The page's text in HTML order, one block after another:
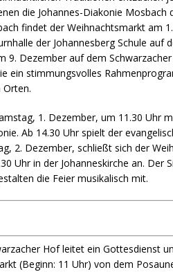
die Johannes-Diakonie Mosbach
findet der Weihnachtsmarkt am
der Johannesberg Schule auf
9. Dezember auf dem
ein stimmungsvolles
Orten.
1. Dezember, um 11.30 Uhr
Ab 14.30 Uhr spielt der
2. Dezember, schließt sich der
Uhr in der Johanneskirche an. Der
die Feier musikalisch mit.
Hof leitet ein Gottesdienst
(Beginn: 11 Uhr) von dem